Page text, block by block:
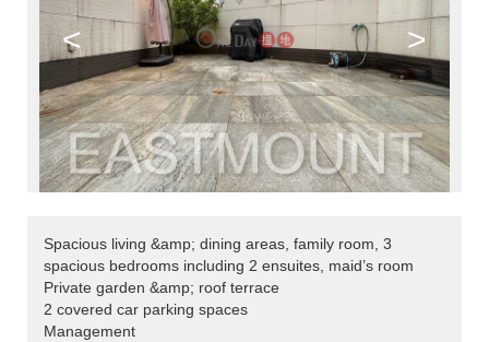
< >
Spacious living &amp; dining areas, family room, 3
spacious bedrooms including 2 ensuites, maid’s room
Private garden &amp; roof terrace
2 covered car parking spaces
Management